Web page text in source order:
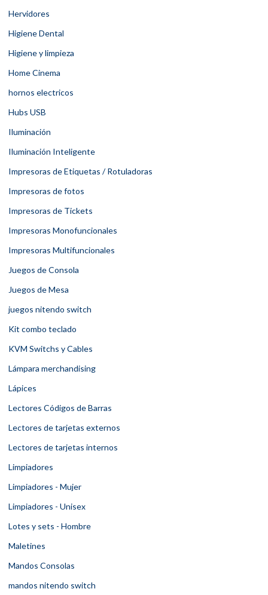
Hervidores
Higiene Dental
Higiene y limpieza
Home Cinema
hornos electricos
Hubs USB
Iluminación
Iluminación Inteligente
Impresoras de Etiquetas / Rotuladoras
Impresoras de fotos
Impresoras de Tickets
Impresoras Monofuncionales
Impresoras Multifuncionales
Juegos de Consola
Juegos de Mesa
juegos nitendo switch
Kit combo teclado
KVM Switchs y Cables
Lámpara merchandising
Lápices
Lectores Códigos de Barras
Lectores de tarjetas externos
Lectores de tarjetas internos
Limpiadores
Limpiadores - Mujer
Limpiadores - Unisex
Lotes y sets - Hombre
Maletines
Mandos Consolas
mandos nitendo switch